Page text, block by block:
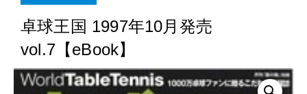
ebook
卓球王国 1997年10月発売
vol.7【eBook】